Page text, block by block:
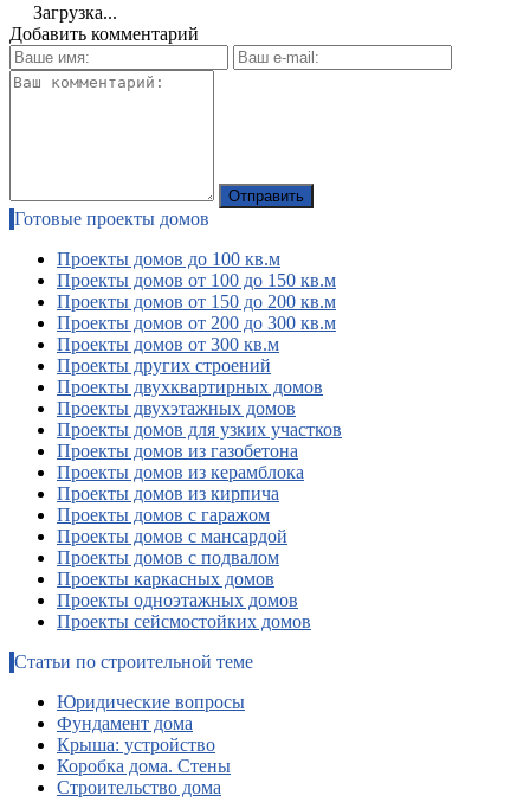
Загрузка...
Добавить комментарий
Готовые проекты домов
Проекты домов до 100 кв.м
Проекты домов от 100 до 150 кв.м
Проекты домов от 150 до 200 кв.м
Проекты домов от 200 до 300 кв.м
Проекты домов от 300 кв.м
Проекты других строений
Проекты двухквартирных домов
Проекты двухэтажных домов
Проекты домов для узких участков
Проекты домов из газобетона
Проекты домов из керамблока
Проекты домов из кирпича
Проекты домов с гаражом
Проекты домов с мансардой
Проекты домов с подвалом
Проекты каркасных домов
Проекты одноэтажных домов
Проекты сейсмостойких домов
Статьи по строительной теме
Юридические вопросы
Фундамент дома
Крыша: устройство
Коробка дома. Стены
Строительство дома